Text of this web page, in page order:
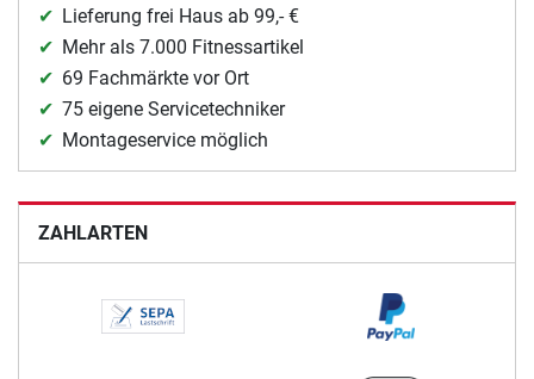
Lieferung frei Haus ab 99,- €
Mehr als 7.000 Fitnessartikel
69 Fachmärkte vor Ort
75 eigene Servicetechniker
Montageservice möglich
ZAHLARTEN